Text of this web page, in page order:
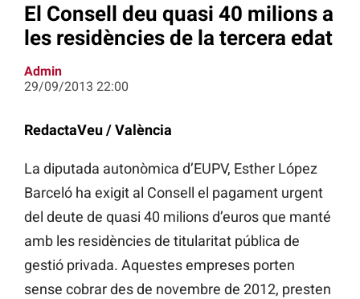
El Consell deu quasi 40 milions a
les residències de la tercera edat
Admin
29/09/2013 22:00
RedactaVeu / València
La diputada autonòmica d’EUPV, Esther López
Barceló ha exigit al Consell el pagament urgent
del deute de quasi 40 milions d’euros que manté
amb les residències de titularitat pública de
gestió privada. Aquestes empreses porten
sense cobrar des de novembre de 2012, presten